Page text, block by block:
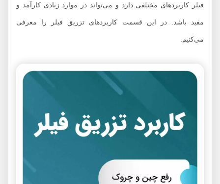
فیلر کاربردهای مختلفی دارد و می‌تواند در موارد زیادی کارآمد و
مفید باشد. در این قسمت کاربردهای تزریق فیلر را معرفی
می‌کنیم.